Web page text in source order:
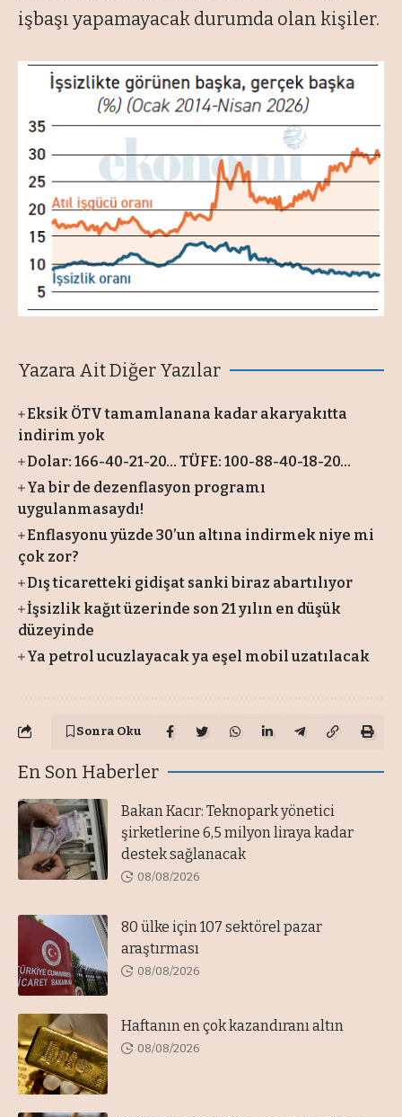
işbaşı yapamayacak durumda olan kişiler.
Yazara Ait Diğer Yazılar
Eksik ÖTV tamamlanana kadar akaryakıtta
indirim yok
Dolar: 166-40-21-20… TÜFE: 100-88-40-18-20…
Ya bir de dezenflasyon programı
uygulanmasaydı!
Enflasyonu yüzde 30’un altına indirmek niye mi
çok zor?
Dış ticaretteki gidişat sanki biraz abartılıyor
İşsizlik kağıt üzerinde son 21 yılın en düşük
düzeyinde
Ya petrol ucuzlayacak ya eşel mobil uzatılacak
Sonra Oku
En Son Haberler
Bakan Kacır: Teknopark yönetici
şirketlerine 6,5 milyon liraya kadar
destek sağlanacak
08/08/2026
80 ülke için 107 sektörel pazar
araştırması
08/08/2026
Haftanın en çok kazandıranı altın
08/08/2026